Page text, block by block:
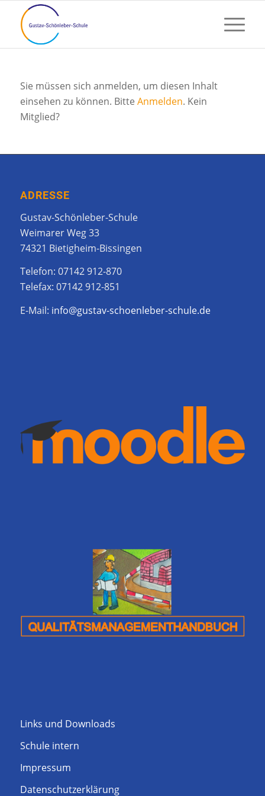
Sie müssen sich anmelden, um diesen Inhalt
einsehen zu können. Bitte Anmelden. Kein
Mitglied?
ADRESSE
Gustav-Schönleber-Schule
Weimarer Weg 33
74321 Bietigheim-Bissingen
Telefon: 07142 912-870
Telefax: 07142 912-851
E-Mail: info@gustav-schoenleber-schule.de
Links und Downloads
Schule intern
Impressum
Datenschutzerklärung